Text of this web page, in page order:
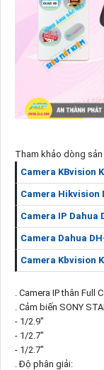
Tham khảo dòng
Camera KBvision
Camera Hikvision
Camera IP Dahua
Camera Dahua
Camera Kbvision
. Camera IP thân
. Cảm biến SONY
- 1/2.9"
- 1/2.7"
- 1/2.7"
. Độ phân giải: